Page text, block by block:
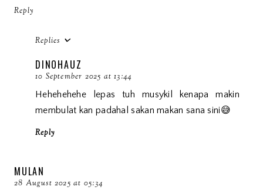
Reply
Replies
DINOHAUZ
10 September 2025 at 13:44
Hehehehehe lepas tuh musykil kenapa makin
membulat kan padahal sakan makan sana sini😅
Reply
MULAN
28 August 2025 at 05:34